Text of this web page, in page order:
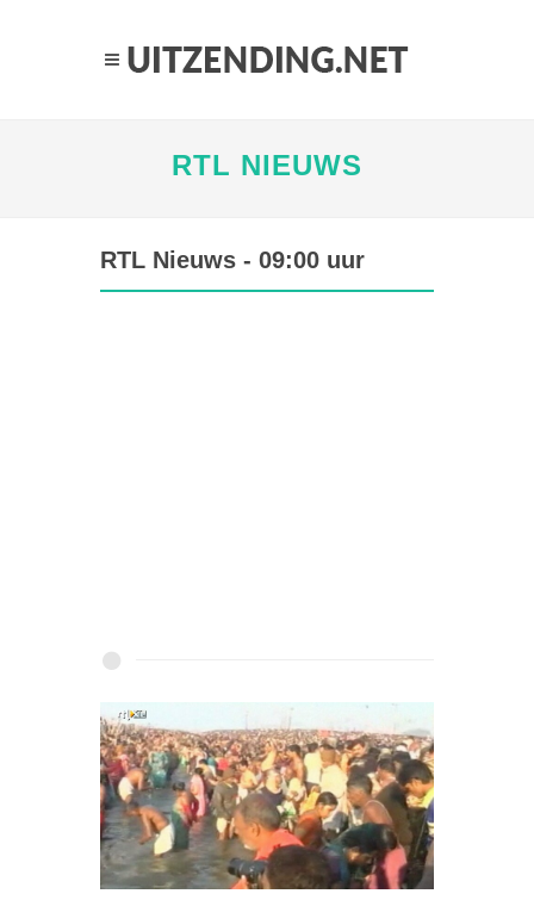
RTL NIEUWS
RTL Nieuws - 09:00 uur